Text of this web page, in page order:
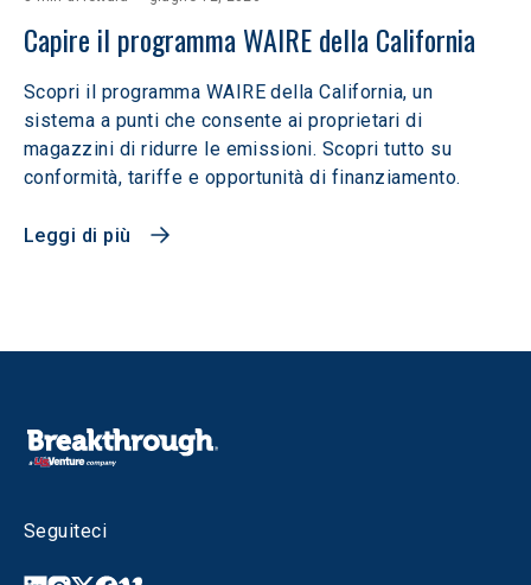
Capire il programma WAIRE della California
Scopri il programma WAIRE della California, un
sistema a punti che consente ai proprietari di
magazzini di ridurre le emissioni. Scopri tutto su
conformità, tariffe e opportunità di finanziamento.
Leggi di più
Seguiteci